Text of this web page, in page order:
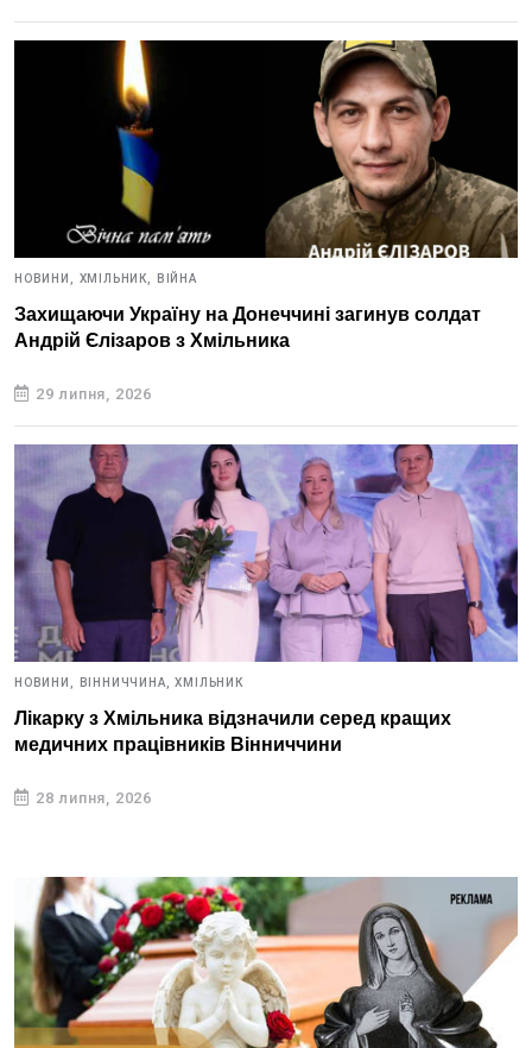
НОВИНИ, ХМІЛЬНИК, ВІЙНА
Захищаючи Україну на Донеччині загинув солдат
Андрій Єлізаров з Хмільника
29 липня, 2026
НОВИНИ, ВІННИЧЧИНА, ХМІЛЬНИК
Лікарку з Хмільника відзначили серед кращих
медичних працівників Вінниччини
28 липня, 2026